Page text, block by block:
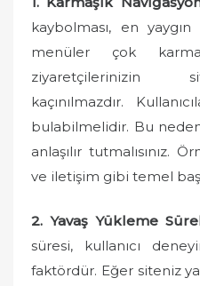
kaybolması, en
menüler çok
ziyaretçilerinizin
kaçınılmazdır.
bulabilmelidir. Bu
anlaşılır tutmalısınız.
ve iletişim gibi temel
2. Yavaş Yükleme
süresi, kullanıcı
faktördür. Eğer siteniz